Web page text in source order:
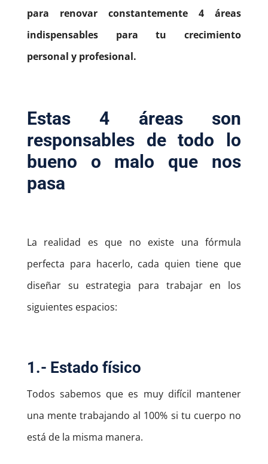
para renovar constantemente 4 áreas
indispensables para tu crecimiento
personal y profesional.
Estas 4 áreas son
responsables de todo lo
bueno o malo que nos
pasa
La realidad es que no existe una fórmula
perfecta para hacerlo, cada quien tiene que
diseñar su estrategia para trabajar en los
siguientes espacios:
1.- Estado físico
Todos sabemos que es muy difícil mantener
una mente trabajando al 100% si tu cuerpo no
está de la misma manera.